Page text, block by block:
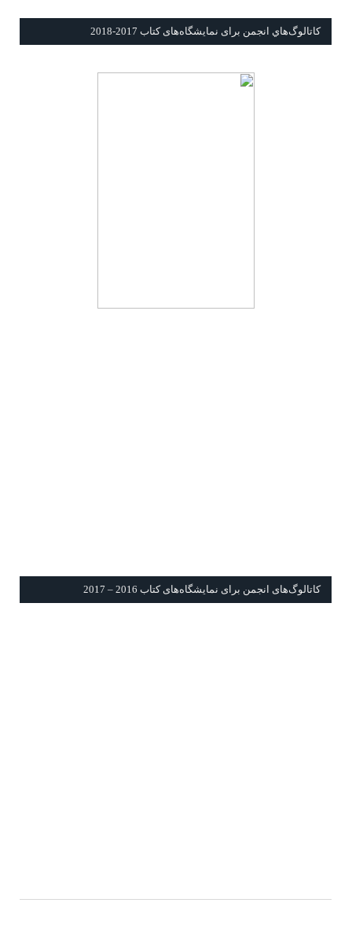
كاتالوگ‌هاي انجمن برای نمايشگاه‌های كتاب 2017-2018
كاتالوگ‌های انجمن برای نمايشگاه‌های كتاب 2016 – 2017